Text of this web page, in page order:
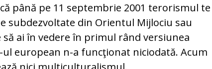
până pe 11 septembrie 2001 terorismul te
subdezvoltate din Orientul Mijlociu sau
ai în vedere în primul rând versiunea
ul european n-a funcţionat niciodată. Acum